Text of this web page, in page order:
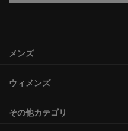
メンズ
ウィメンズ
その他カテゴリ